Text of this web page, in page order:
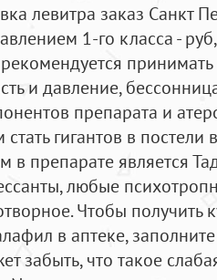
левитра заказ Санкт
1-го класса -
принимать
и давление,
препарата и
гигантов в постели
препарате является
любые
Чтобы получить
в аптеке,
забыть, что такое